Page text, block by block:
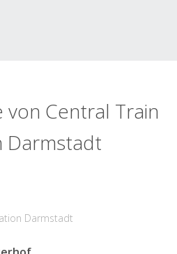
von Central Train
Darmstadt
Darmstadt